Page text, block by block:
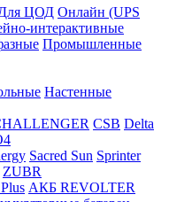
ЦОД Онлайн (UPS
интерактивные
Промышленные
Настенные
CSB Delta
Sacred Sun Sprinter
ZUBR
АКБ REVOLTER